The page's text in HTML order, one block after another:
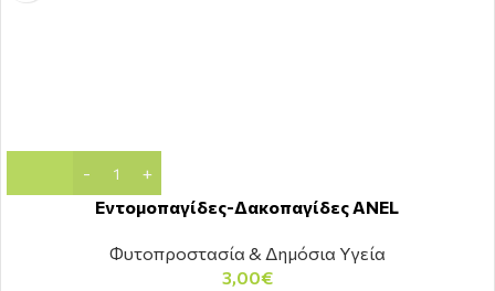
Εντομοπαγίδες-Δακοπαγίδες ANEL
Φυτοπροστασία & Δημόσια Υγεία
3,00€